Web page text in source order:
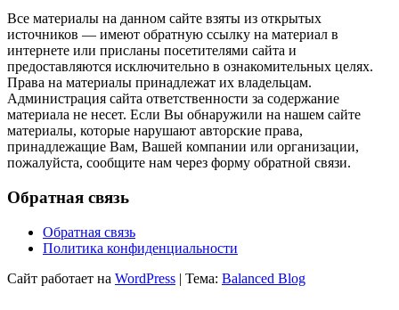
Все материалы на данном сайте взяты из открытых
источников — имеют обратную ссылку на материал в
интернете или присланы посетителями сайта и
предоставляются исключительно в ознакомительных целях.
Права на материалы принадлежат их владельцам.
Администрация сайта ответственности за содержание
материала не несет. Если Вы обнаружили на нашем сайте
материалы, которые нарушают авторские права,
принадлежащие Вам, Вашей компании или организации,
пожалуйста, сообщите нам через форму обратной связи.
Обратная связь
Обратная связь
Политика конфиденциальности
Сайт работает на WordPress | Тема: Balanced Blog